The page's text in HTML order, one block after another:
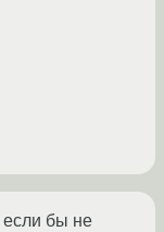
если бы не